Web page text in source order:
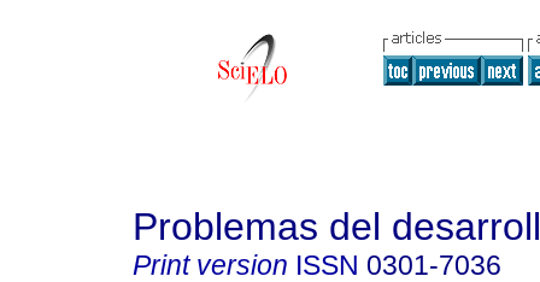
Problemas del
Print version ISSN 0301-7036